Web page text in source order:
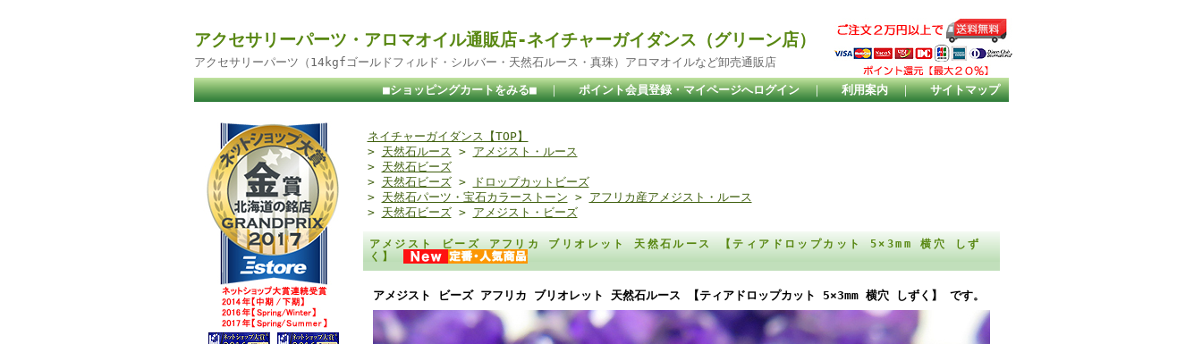
アクセサリーパーツ・アロマオイル通販店-ネイチャーガイダンス（グリーン店）
アクセサリーパーツ（14kgfゴールドフィルド・シルバー・天然石ルース・真珠）アロマオイルなど卸売通販店
■ショッピングカートをみる■ ｜ ポイント会員登録・マイページへログイン ｜ 利用案内 ｜ サイトマップ
ネイチャーガイダンス【TOP】
> 天然石ルース > アメジスト・ルース
> 天然石ビーズ
> 天然石ビーズ>
ドロップカットビーズ
> 天然石パーツ・宝石カラーストーン > アフリカ産アメジスト・ルース
> 天然石ビーズ> アメジスト・ビーズ
アメジスト ビーズ アフリカ ブリオレット 天然石ルース 【ティアドロップカット 5×3mm 横穴 しず
く】
アメジスト ビーズ アフリカ ブリオレット 天然石ルース 【ティアドロップカット 5×3mm 横穴 しずく】 です。